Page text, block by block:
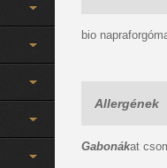
bio
Allergének
Gabonákat